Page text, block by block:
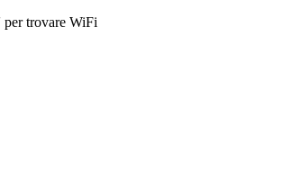
per trovare WiFi